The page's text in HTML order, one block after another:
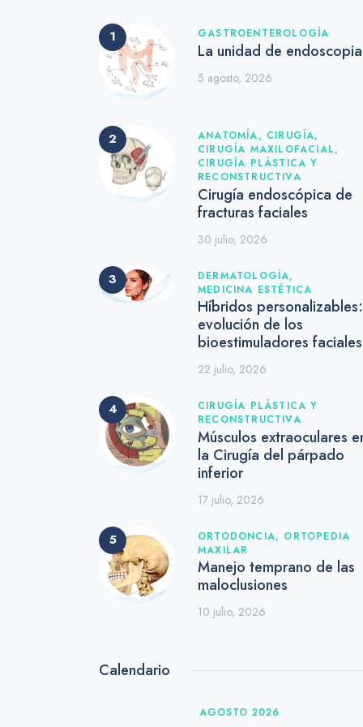
GASTROENTEROLOGÍA
La unidad de endoscopia
5 agosto, 2026
ANATOMÍA, CIRUGÍA,
CIRUGÍA MAXILOFACIAL,
CIRUGÍA PLÁSTICA Y
RECONSTRUCTIVA
Cirugía endoscópica de
fracturas faciales
30 julio, 2026
DERMATOLOGÍA,
MEDICINA ESTÉTICA
Híbridos
evolución de los
bioestimuladores
22 julio, 2026
CIRUGÍA PLÁSTICA Y
RECONSTRUCTIVA
Músculos extraoculares
la Cirugía del párpado
inferior
17 julio, 2026
ORTODONCIA, ORTOPEDIA
MAXILAR
Manejo temprano de las
maloclusiones
10 julio, 2026
Calendario
AGOSTO 2026